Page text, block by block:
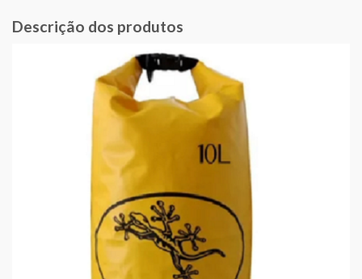
Descrição dos produtos